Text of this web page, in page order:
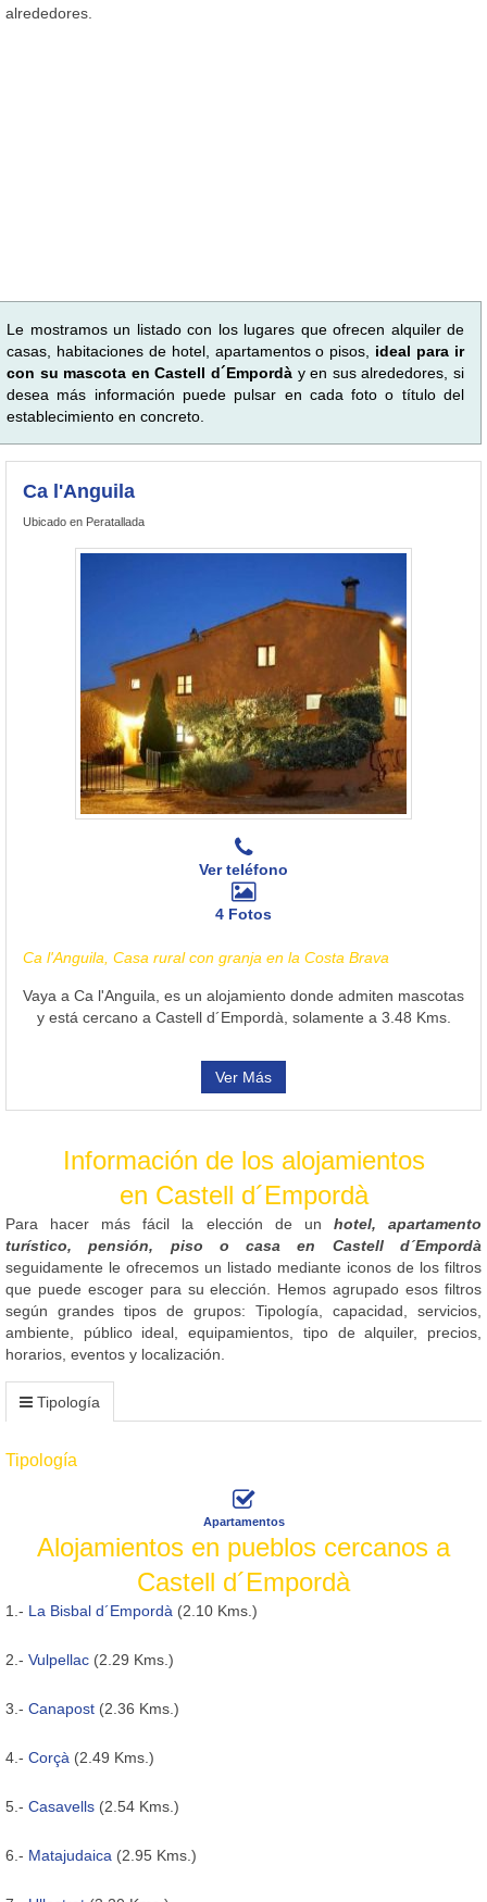
alrededores.
Le mostramos un listado con los lugares que ofrecen alquiler de
casas, habitaciones de hotel, apartamentos o pisos, ideal para ir
con su mascota en Castell d´Empordà y en sus alrededores, si
desea más información puede pulsar en cada foto o título del
establecimiento en concreto.
Ca l'Anguila
Ubicado en Peratallada
Ver teléfono
4 Fotos
Ca l'Anguila, Casa rural con granja en la Costa Brava
Vaya a Ca l'Anguila, es un alojamiento donde admiten mascotas
y está cercano a Castell d´Empordà, solamente a 3.48 Kms.
Ver Más
Información de los alojamientos
en Castell d´Empordà
Para hacer más fácil la elección de un hotel, apartamento
turístico, pensión, piso o casa en Castell d´Empordà
seguidamente le ofrecemos un listado mediante iconos de los filtros
que puede escoger para su elección. Hemos agrupado esos filtros
según grandes tipos de grupos: Tipología, capacidad, servicios,
ambiente, público ideal, equipamientos, tipo de alquiler, precios,
horarios, eventos y localización.
Tipología
Tipología
Apartamentos
Alojamientos en pueblos cercanos a
Castell d´Empordà
1.- La Bisbal d´Empordà (2.10 Kms.)
2.- Vulpellac (2.29 Kms.)
3.- Canapost (2.36 Kms.)
4.- Corçà (2.49 Kms.)
5.- Casavells (2.54 Kms.)
6.- Matajudaica (2.95 Kms.)